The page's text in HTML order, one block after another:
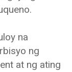
na
ng
at ng ating